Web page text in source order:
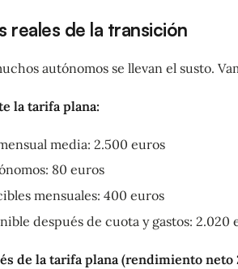
reales de la transición
autónomos se llevan el susto.
la tarifa plana:
media: 2.500 euros
80 euros
mensuales: 400 euros
después de cuota y gastos: 2.020
de la tarifa plana (rendimiento